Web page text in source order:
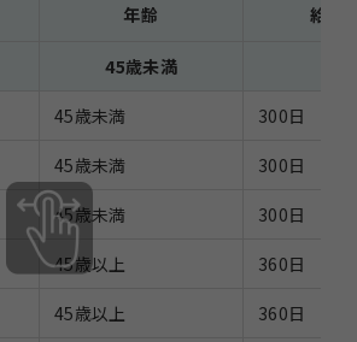
年齢 給付
45歳未満
45歳未満 300日
45歳未満 300日
45歳未満 300日
45歳以上 360日
45歳以上 360日